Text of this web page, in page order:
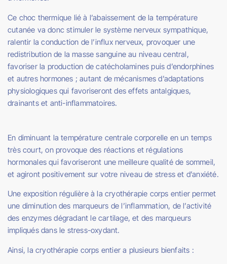
Ce choc thermique lié à l’abaissement de la température
cutanée va donc stimuler le système nerveux sympathique,
ralentir la conduction de l’influx nerveux, provoquer une
redistribution de la masse sanguine au niveau central,
favoriser la production de catécholamines puis d’endorphines
et autres hormones ; autant de mécanismes d’adaptations
physiologiques qui favoriseront des effets antalgiques,
drainants et anti-inflammatoires.
En diminuant la température centrale corporelle en un temps
très court, on provoque des réactions et régulations
hormonales qui favoriseront une meilleure qualité de sommeil,
et agiront positivement sur votre niveau de stress et d’anxiété.
Une exposition régulière à la cryothérapie corps entier permet
une diminution des marqueurs de l’inflammation, de l’activité
des enzymes dégradant le cartilage, et des marqueurs
impliqués dans le stress-oxydant.
Ainsi, la cryothérapie corps entier a plusieurs bienfaits :